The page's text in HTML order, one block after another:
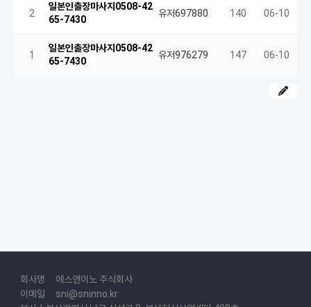
2
일본인출장마사지0508-42
65-7430
유저697880 140 06-10
1
일본인출장마사지0508-42
65-7430
유저976279 147 06-10
회사명
에스앤이노 주식회사
이메일
sni@sninno.kr